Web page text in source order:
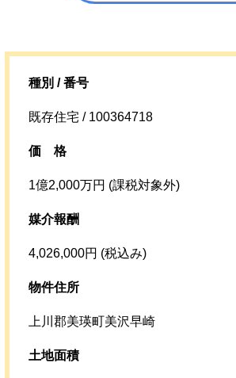
種別 / 番号
既存住宅 / 100364718
価格
1億2,000万円 (課税対象外)
媒介報酬
4,026,000円 (税込み)
物件住所
上川郡美瑛町美沢早崎
土地面積